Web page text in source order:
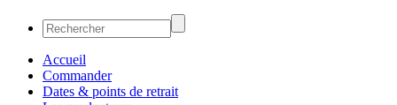
Accueil
Commander
Dates & points de retrait